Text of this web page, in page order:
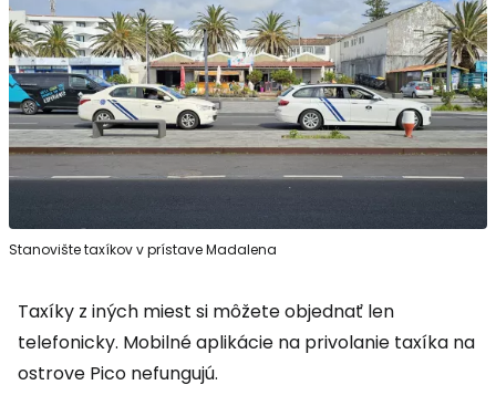
Stanovište taxíkov v prístave Madalena
Taxíky z iných miest si môžete objednať len
telefonicky. Mobilné aplikácie na privolanie taxíka na
ostrove Pico nefungujú.